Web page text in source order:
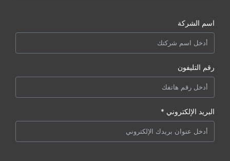
اسم الشركة
رقم التليفون
البريد الإلكتروني *